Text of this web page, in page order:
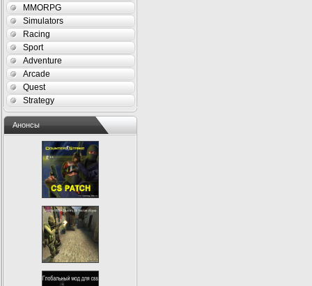
MMORPG
Simulators
Racing
Sport
Adventure
Arcade
Quest
Strategy
Анонсы